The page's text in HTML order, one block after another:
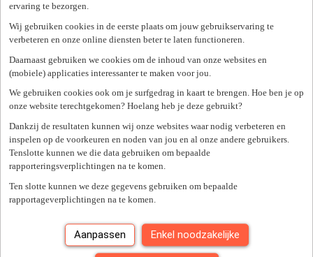
ervaring te bezorgen.
Wij gebruiken cookies in de eerste plaats om jouw gebruikservaring te
verbeteren en onze online diensten beter te laten functioneren.
Daarnaast gebruiken we cookies om de inhoud van onze websites en
(mobiele) applicaties interessanter te maken voor jou.
We gebruiken cookies ook om je surfgedrag in kaart te brengen. Hoe ben je op
onze website terechtgekomen? Hoelang heb je deze gebruikt?
Dankzij de resultaten kunnen wij onze websites waar nodig verbeteren en
inspelen op de voorkeuren en noden van jou en al onze andere gebruikers.
Tenslotte kunnen we die data gebruiken om bepaalde
rapporteringsverplichtingen na te komen.
Ten slotte kunnen we deze gegevens gebruiken om bepaalde
rapportageverplichtingen na te komen.
Aanpassen Enkel noodzakelijke
Postcode of gemeente
Zoek vacatures
Mijn gekozen filters
Wis alle filters
Opnieuw aanmelden.
Er is een fout opgetreden. Gelieve later opnieuw te proberen.
Sluiten
Je hebt0van0jobs gezien.